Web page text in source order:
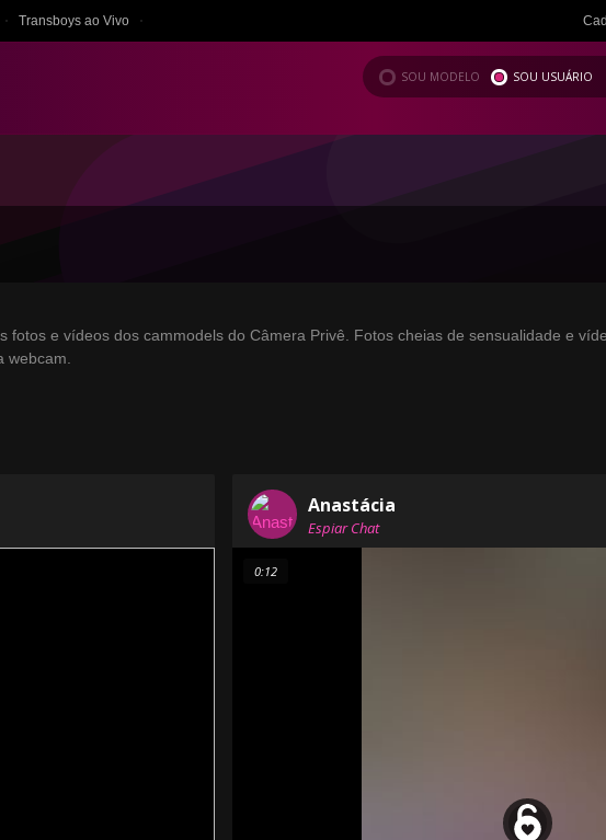
Transboys ao Vivo
SOU MODELO
SOU USUÁRIO
fotos e vídeos dos cammodels do Câmera Privê. Fotos cheias de sensualidade e
Anastácia
Espiar Chat
0:12